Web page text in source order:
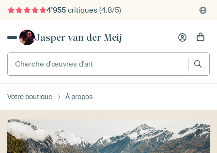
4'955critiques (4.8/5)
Jasper van der Meij
Cherche d'œuvres d'art
Votre boutique À propos